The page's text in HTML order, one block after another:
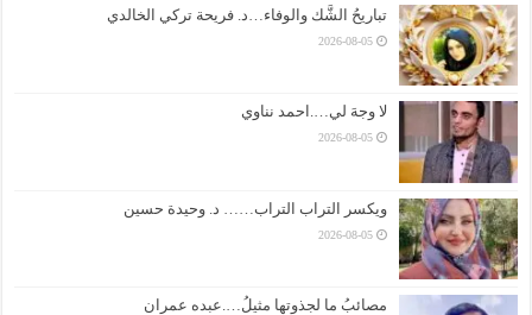
تباريحُ الشَّك والوفاء…د. فريحة تركي الخالدي
2026-08-05
لا وجهَ لي….احمد نناوي
2026-08-05
ويكسر التراب التراب…… د. وحيدة حسين
2026-08-05
مصائبُ ما لجذوتها مثيلُ….عبده عمران